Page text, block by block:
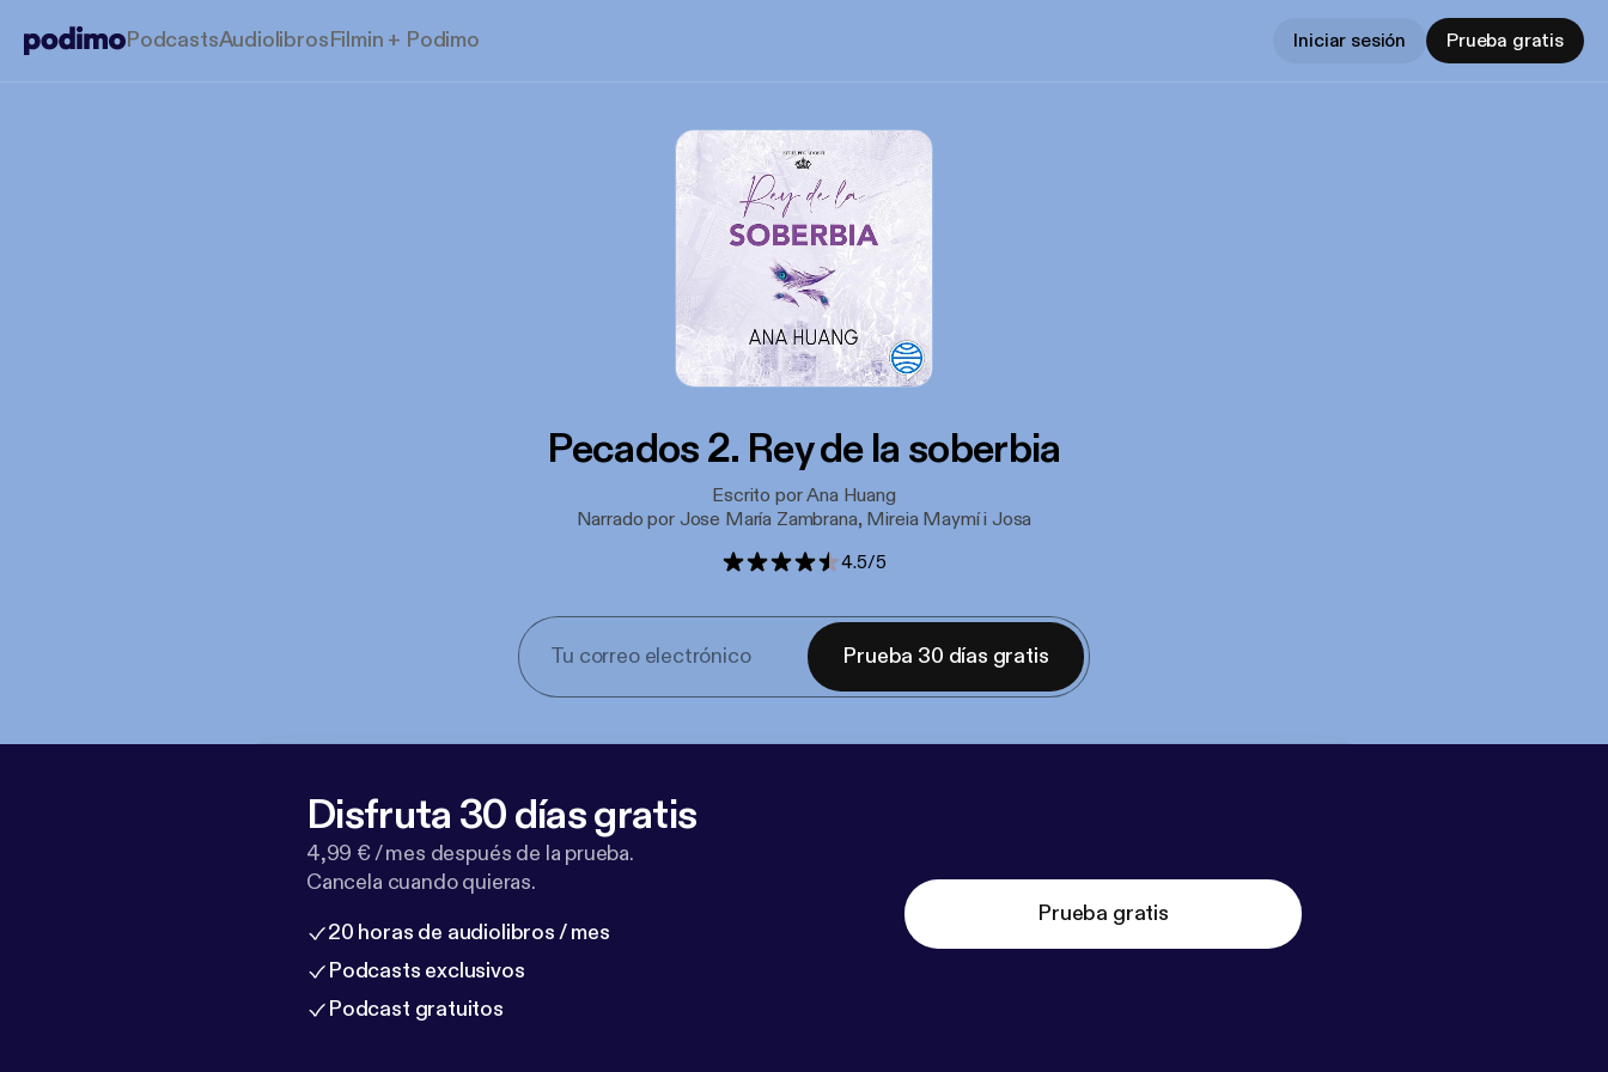
PodcastsAudiolibrosFilmin + Podimo Iniciar sesión Prueba gratis
Pecados 2. Rey de la soberbia
Escrito por Ana Huang
Narrado por Jose María Zambrana, Mireia Maymí i Josa
4.5/5
Prueba 30 días gratis
Disfruta 30 días gratis
4,99 € / mes después de la prueba.
Cancela cuando quieras.
20 horas de audiolibros / mes
Podcasts exclusivos
Podcast gratuitos
Prueba gratis